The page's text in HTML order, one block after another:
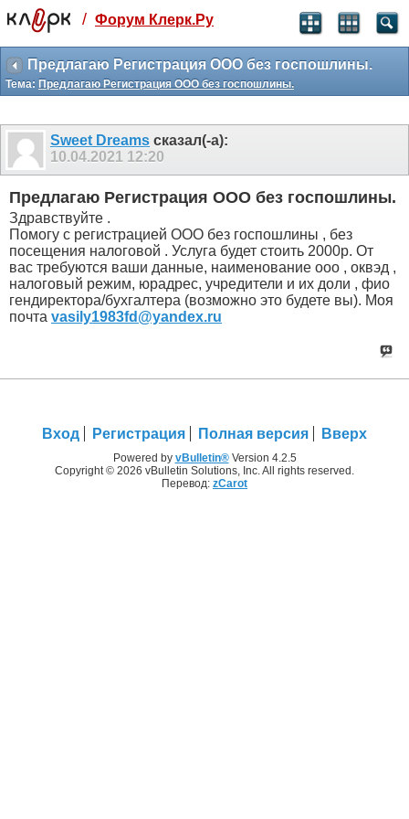
Святые угодники, Клерк без рекламы
прекрасен:)
месяц
3 месяца
259
₽
-10%
499 ₽
-15%
Отмена Оплатить
/ Форум Клерк.Ру
Предлагаю Регистрация ООО без госпошлины.
Тема: Предлагаю Регистрация ООО без госпошлины.
Sweet Dreams сказал(-а):
10.04.2021 12:20
Предлагаю Регистрация ООО без госпошлины.
Здравствуйте .
Помогу с регистрацией ООО без госпошлины , без
посещения налоговой . Услуга будет стоить 2000р. От
вас требуются ваши данные, наименование ооо , оквэд ,
налоговый режим, юрадрес, учредители и их доли , фио
гендиректора/бухгалтера (возможно это будете вы). Моя
почта vasily1983fd@yandex.ru
Вход Регистрация Полная версия Вверх
Powered by vBulletin®Version 4.2.5
Copyright © 2026 vBulletin Solutions, Inc. All rights reserved.
Перевод: zCarot